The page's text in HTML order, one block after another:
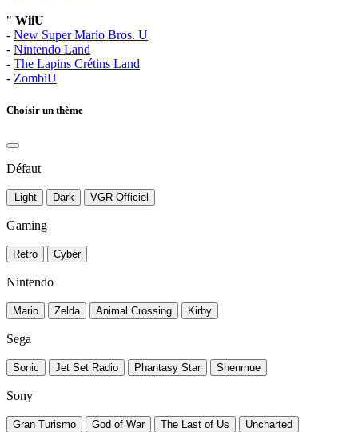
" WiiU
- New Super Mario Bros. U
- Nintendo Land
- The Lapins Crétins Land
- ZombiU
Choisir un thème
Défaut
Light Dark VGR Officiel
Gaming
Retro Cyber
Nintendo
Mario Zelda Animal Crossing Kirby
Sega
Sonic Jet Set Radio Phantasy Star Shenmue
Sony
Gran Turismo God of War The Last of Us Uncharted